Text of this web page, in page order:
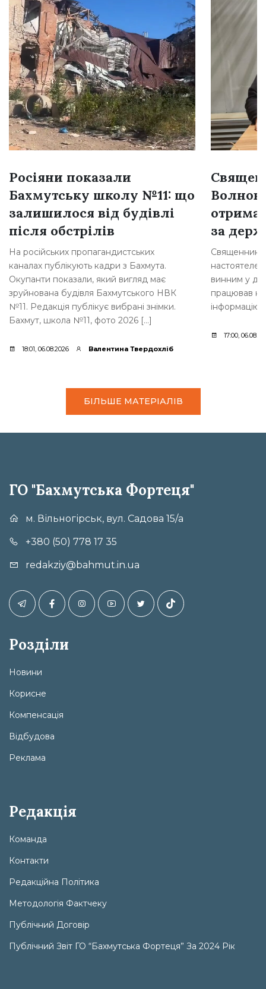
Росіяни показали
Бахмутську школу №11: що
залишилося від будівлі
після обстрілів
На російських пропагандистських
каналах публікують кадри з Бахмута.
Окупанти показали, який вигляд має
зруйнована будівля Бахмутського НВК
№11. Редакція публікує вибрані знімки.
Бахмут, школа №11, фото 2026 […]
18:01, 06.08.2026 Валентина Твердохліб
за
Священника
винним у
працював
інформацію
17:00,
БІЛЬШЕ МАТЕРІАЛІВ
ГО "Бахмутська Фортеця"
м. Вільногірськ, вул. Садова 15/а
+380 (50) 778 17 35
redakziy@bahmut.in.ua
Розділи
Новини
Корисне
Компенсація
Відбудова
Реклама
Редакція
Команда
Контакти
Редакційна Політика
Методологія Фактчеку
Публічний Договір
Публічний Звіт ГО “Бахмутська Фортеця” За 2024 Рік